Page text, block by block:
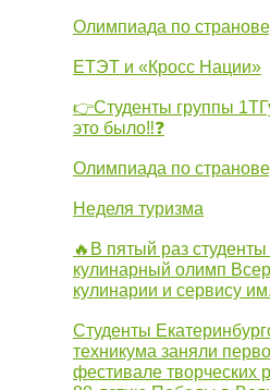
Олимпиада по
ЕТЭТ и «Кросс Нации»
👉Студенты группы
это было‼❓
Олимпиада по
Неделя туризма
🔥В пятый раз
кулинарный олимп
кулинарии и сервису
Студенты
техникума заняли
фестивале